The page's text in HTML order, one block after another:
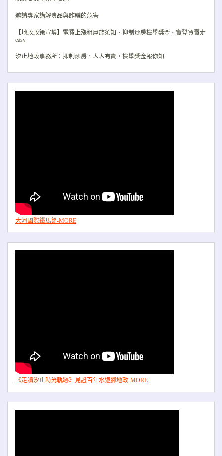
邀請專家講解毒品與詐騙的危害
【地政政策宣導】電費上漲租屋族須知、抑制炒房檢舉獎金、實登買賣走
easy
汐止地政事務所：抑制炒房，人人有責，檢舉獎金報你知
大河國際鐵馬節-MORE
《走讀汐止時光軌跡》見證百年水返腳地政-MORE